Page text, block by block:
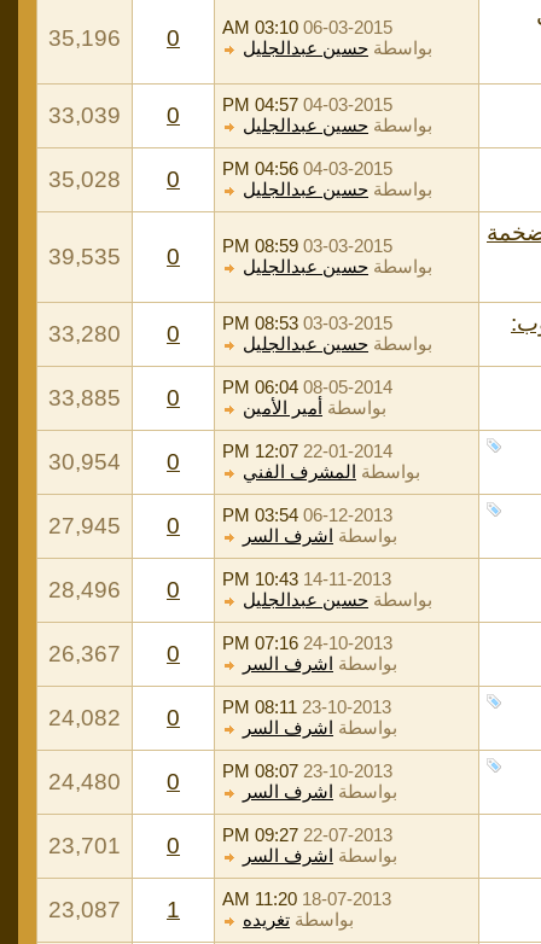
06-03-2015
03:10 AM
بواسطة حسين عبدالجليل 0
35,196
04-03-2015
04:57 PM
بواسطة حسين عبدالجليل 0
33,039
04-03-2015
04:56 PM
بواسطة حسين عبدالجليل 0
35,028
ضخمة
03-03-2015
08:59 PM
بواسطة حسين عبدالجليل 0
39,535
03-03-2015
08:53 PM
بواسطة حسين عبدالجليل 0
33,280
08-05-2014
06:04 PM
بواسطة أمير الأمين 0
33,885
22-01-2014
12:07 PM
بواسطة المشرف الفني 0
30,954
06-12-2013
03:54 PM
بواسطة اشرف السر 0
27,945
14-11-2013
10:43 PM
بواسطة حسين عبدالجليل 0
28,496
24-10-2013
07:16 PM
بواسطة اشرف السر 0
26,367
23-10-2013
08:11 PM
بواسطة اشرف السر 0
24,082
23-10-2013
08:07 PM
بواسطة اشرف السر 0
24,480
22-07-2013
09:27 PM
بواسطة اشرف السر 0
23,701
18-07-2013
11:20 AM
بواسطة تغريده 1
23,087